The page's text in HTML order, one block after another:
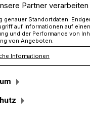
·Bei
sich ein hoher
haben ihre
so viele wie
einer
im
Partner
genauer Standortdaten.
auf Informationen auf
und der Performance von
von Angeboten.
Informationen